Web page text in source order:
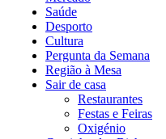
Saúde
Desporto
Cultura
Pergunta da Semana
Região à Mesa
Sair de casa
Restaurantes
Festas e Feiras
Oxigénio